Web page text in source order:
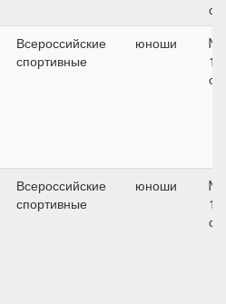
см
Всероссийские
спортивные
юноши
см
Всероссийские
спортивные
юноши
см